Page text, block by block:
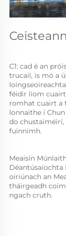
C1: cad é an
trucail, is mó a
féidir liom cuairt
romhat cuairt a
lonnaithe i
do chustaiméirí,
fuinnimh.
Meaisín
Déantúsaíochta
oiriúnach an
tháirgeadh
ngach cruth.